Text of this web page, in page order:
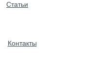
Статьи
Контакты